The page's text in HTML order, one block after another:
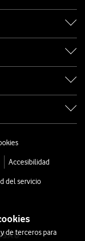
Accesibilidad
del servicio
de terceros para